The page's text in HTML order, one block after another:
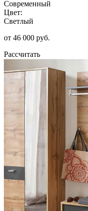
Современный
Цвет:
Светлый
от 46 000 руб.
Рассчитать